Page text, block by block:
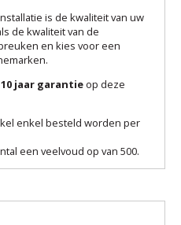
is de kwaliteit van uw
de kwaliteit van de
en kies voor een
10 jaar garantieop deze
enkel besteld worden per
een veelvoud op van 500.